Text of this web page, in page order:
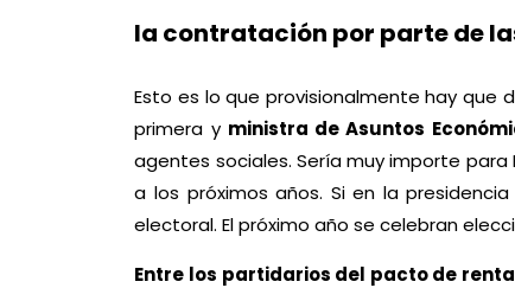
la contratación por parte de
Esto es lo que provisionalmente hay que
primera y ministra de Asuntos
agentes sociales. Sería muy importe para
a los próximos años. Si en la
electoral. El próximo año se celebran
Entre los partidarios del pacto de